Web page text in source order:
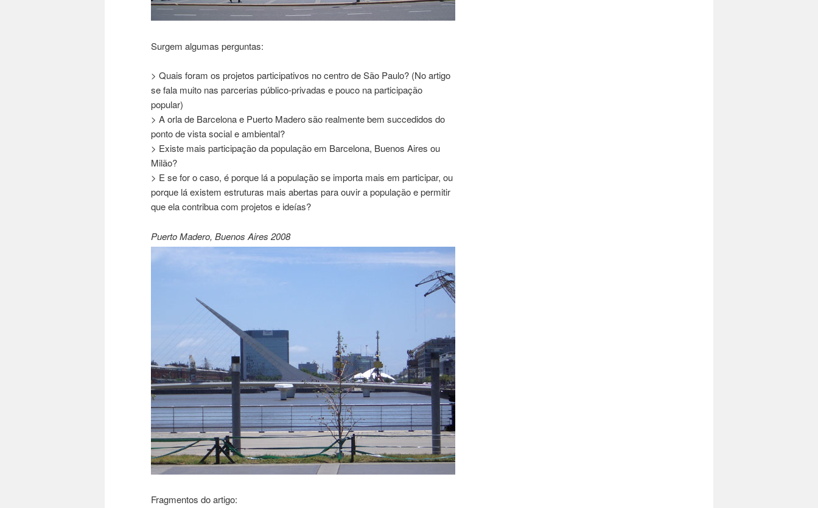
Surgem algumas perguntas:
> Quais foram os projetos participativos no centro de São Paulo? (No artigo
se fala muito nas parcerias público-privadas e pouco na participação
popular)
> A orla de Barcelona e Puerto Madero são realmente bem succedidos do
ponto de vista social e ambiental?
> Existe mais participação da população em Barcelona, Buenos Aires ou
Milão?
> E se for o caso, é porque lá a população se importa mais em participar, ou
porque lá existem estruturas mais abertas para ouvir a população e permitir
que ela contribua com projetos e ideías?
Puerto Madero, Buenos Aires 2008
Fragmentos do artigo: